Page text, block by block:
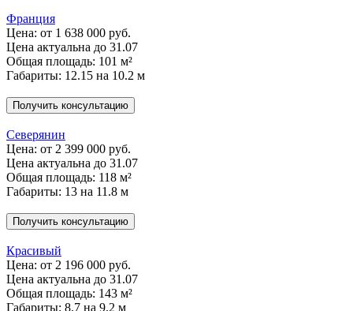
Франция
Цена: от 1 638 000 руб.
Цена актуальна до 31.07
Общая площадь: 101 м²
Габариты: 12.15 на 10.2 м
Получить консультацию
Северянин
Цена: от 2 399 000 руб.
Цена актуальна до 31.07
Общая площадь: 118 м²
Габариты: 13 на 11.8 м
Получить консультацию
Красивый
Цена: от 2 196 000 руб.
Цена актуальна до 31.07
Общая площадь: 143 м²
Габариты: 8.7 на 9.2 м